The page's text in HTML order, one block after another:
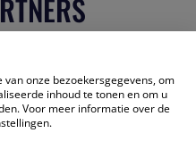
onze bezoekersgegevens, om
inhoud te tonen en om u
Voor meer informatie over de